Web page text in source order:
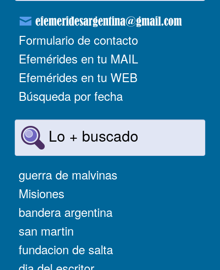
Formulario de contacto
Efemérides en tu MAIL
Efemérides en tu WEB
Búsqueda por fecha
Lo + buscado
guerra de malvinas
Misiones
bandera argentina
san martin
fundacion de salta